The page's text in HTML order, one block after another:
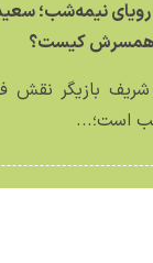
رویای نیمه‌شب؛
همسرش کیست؟
بازیگر نقش
است؛...